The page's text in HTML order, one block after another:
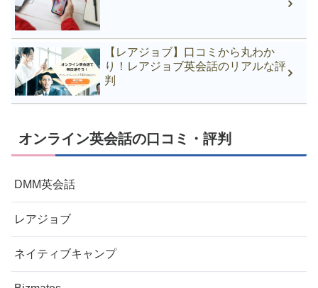
【レアジョブ】口コミから丸わか
り！レアジョブ英会話のリアルな評
判
オンライン英会話の口コミ・評判
DMM英会話
レアジョブ
ネイティブキャンプ